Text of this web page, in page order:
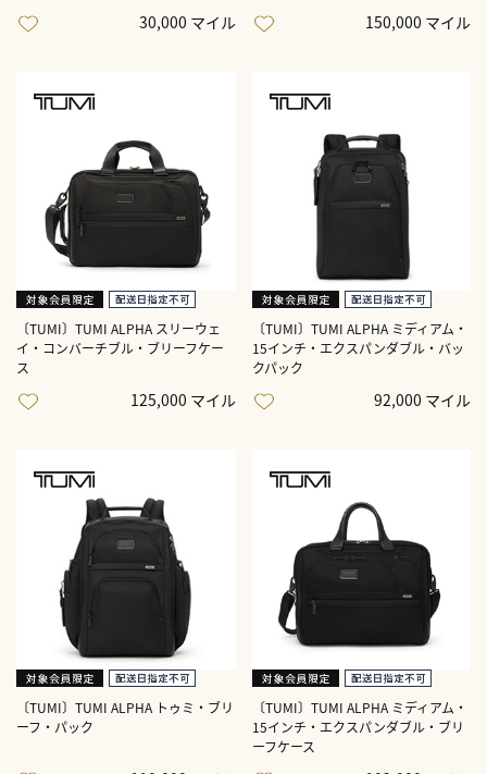
30,000 マイル 150,000 マイル
〔TUMI〕TUMI ALPHA スリーウェ
イ・コンバーチブル・ブリーフケー
ス
125,000 マイル
〔TUMI〕TUMI ALPHA ミディアム・
15インチ・エクスパンダブル・バッ
クパック
92,000 マイル
〔TUMI〕TUMI ALPHA トゥミ・ブリ
ーフ・パック
〔TUMI〕TUMI ALPHA ミディアム・
15インチ・エクスパンダブル・ブリ
ーフケース